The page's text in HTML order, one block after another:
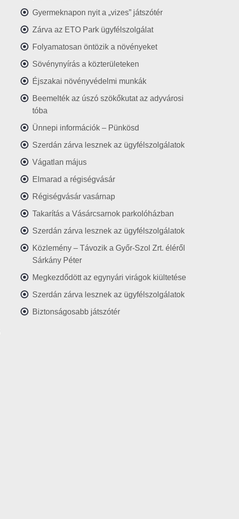
Gyermeknapon nyit a „vizes” játszótér
Zárva az ETO Park ügyfélszolgálat
Folyamatosan öntözik a növényeket
Sövénynyírás a közterületeken
Éjszakai növényvédelmi munkák
Beemelték az úszó szökőkutat az adyvárosi
tóba
Ünnepi információk – Pünkösd
Szerdán zárva lesznek az ügyfélszolgálatok
Vágatlan május
Elmarad a régiségvásár
Régiségvásár vasárnap
Takarítás a Vásárcsarnok parkolóházban
Szerdán zárva lesznek az ügyfélszolgálatok
Közlemény – Távozik a Győr-Szol Zrt. éléről
Sárkány Péter
Megkezdődött az egynyári virágok kiültetése
Szerdán zárva lesznek az ügyfélszolgálatok
Biztonságosabb játszótér